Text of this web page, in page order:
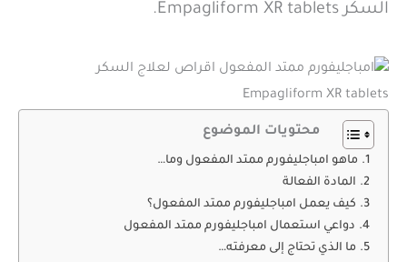
السكر Empagliform XR tablets.
محتويات الموضوع
ماهو امباجليفورم ممتد المفعول وما…
المادة الفعالة
كيف يعمل امباجليفورم ممتد المفعول؟
دواعي استعمال امباجليفورم ممتد المفعول
ما الذي تحتاج إلى معرفته…